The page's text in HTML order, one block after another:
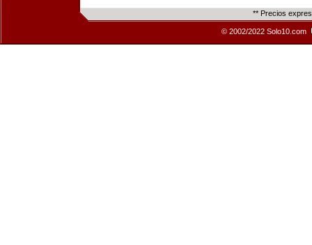
** Precios
© 2002/2022 Solo10.com